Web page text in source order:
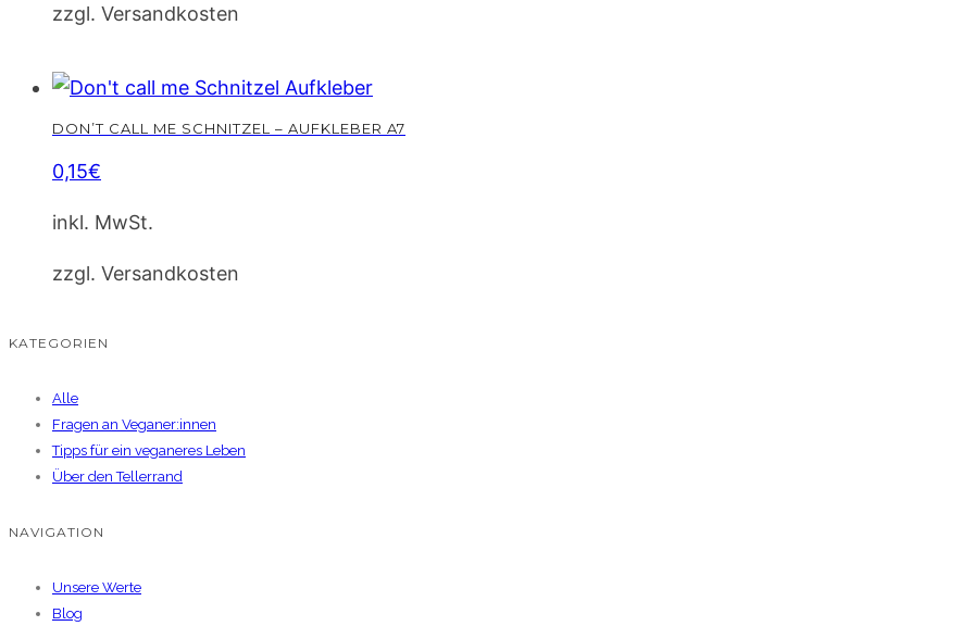
zzgl. Versandkosten
DON’T CALL ME SCHNITZEL – AUFKLEBER A7
0,15€
inkl. MwSt.
zzgl. Versandkosten
KATEGORIEN
Alle
Fragen an Veganer:innen
Tipps für ein veganeres Leben
Über den Tellerrand
NAVIGATION
Unsere Werte
Blog